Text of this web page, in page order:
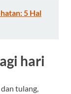
5 Hal
hari
tulang,